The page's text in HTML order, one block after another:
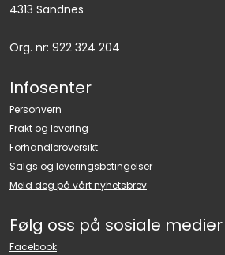
4313 Sandnes
Org. nr: 922 324 204
Infosenter
Personvern
Frakt og levering
Forhandleroversikt
Salgs og leveringsbetingelser
Meld deg på vårt nyhetsbrev
Følg oss på sosiale medier
Facebook